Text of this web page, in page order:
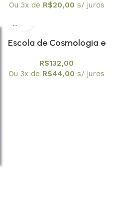
Ou 3x de R$20,00 s/ juros
Escola de Cosmologia e
R$132,00
Ou 3x de R$44,00 s/ juros